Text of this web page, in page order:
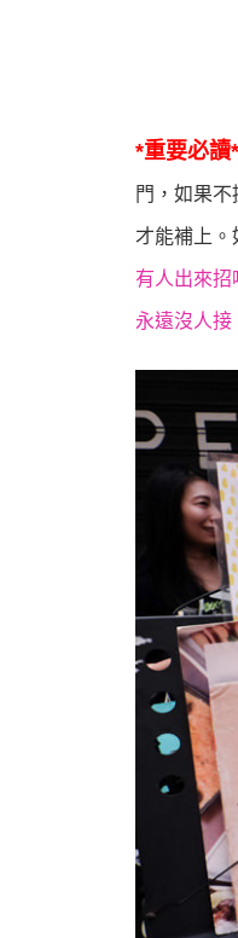
*重要必讀*
門，如果
才能補上。
有人出來招
永遠沒人接